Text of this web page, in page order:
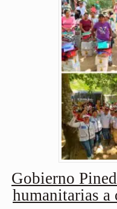
Gobierno
humanitarias a